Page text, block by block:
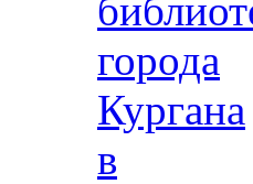
города
Кургана
в